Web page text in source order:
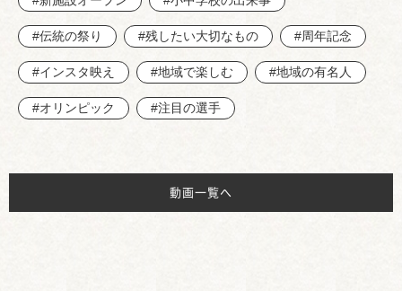
#伝統の祭り #残したい大切なもの #周年記念
#インスタ映え #地域で楽しむ #地域の有名人
#オリンピック #注目の選手
動画一覧へ